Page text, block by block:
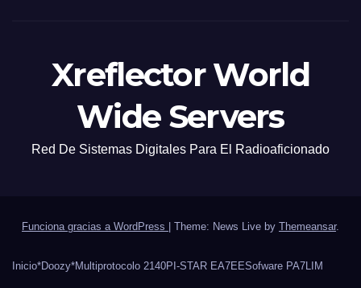
Xreflector World
Wide Servers
Red De Sistemas Digitales Para El Radioaficionado
Funciona gracias a WordPress Theme: News Live by Themeansar.
Inicio*Doozy*Multiprotocolo 2140PI-STAR EA7EESofware PA7LIM